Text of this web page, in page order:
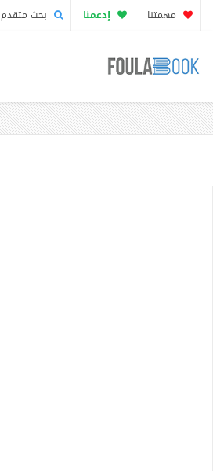
مهمتنا إدعمنا بحث متقدم